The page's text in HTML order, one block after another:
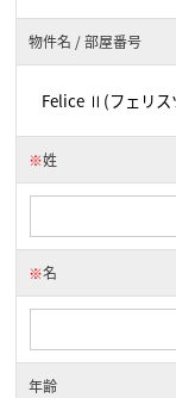
物件名 / 部屋番号
※姓
※名
年齢